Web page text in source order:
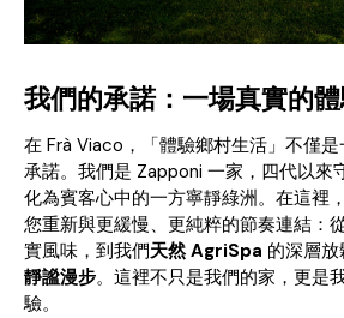
我們的承諾：一場真實的
在 Frà Viaco，「體驗鄉村生活」不僅
承諾。我們是 Zapponi 一家，四代以來
化為賓客心中的一方寧靜綠洲。在這裡
您重新與更緩慢、更純粹的節奏連結：
實風味，到我們天然 AgriSpa 的深層
靜謐漫步。這裡不只是我們的家，更是
驗。